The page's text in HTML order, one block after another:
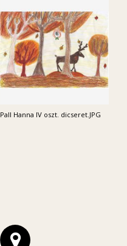
Pall Hanna IV oszt. dicseret.JPG